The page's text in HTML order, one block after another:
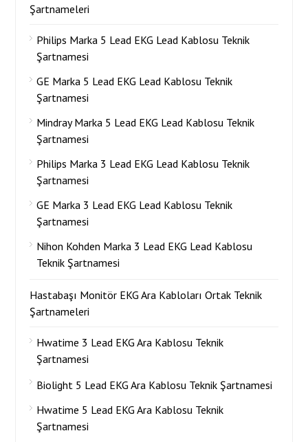
Şartnameleri
Philips Marka 5 Lead EKG Lead Kablosu Teknik
Şartnamesi
GE Marka 5 Lead EKG Lead Kablosu Teknik
Şartnamesi
Mindray Marka 5 Lead EKG Lead Kablosu Teknik
Şartnamesi
Philips Marka 3 Lead EKG Lead Kablosu Teknik
Şartnamesi
GE Marka 3 Lead EKG Lead Kablosu Teknik
Şartnamesi
Nihon Kohden Marka 3 Lead EKG Lead Kablosu
Teknik Şartnamesi
Hastabaşı Monitör EKG Ara Kabloları Ortak Teknik
Şartnameleri
Hwatime 3 Lead EKG Ara Kablosu Teknik
Şartnamesi
Biolight 5 Lead EKG Ara Kablosu Teknik Şartnamesi
Hwatime 5 Lead EKG Ara Kablosu Teknik
Şartnamesi